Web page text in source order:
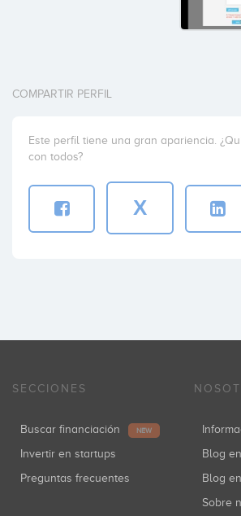
COMPARTIR PERFIL
Este perfil tiene una gran apariencia.
con todos?
X
SECCIONES
Buscar financiación NEW
Invertir en startups
Preguntas frecuentes
Blog
Blog
Sobre